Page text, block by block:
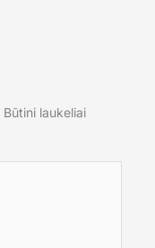
Būtini laukeliai